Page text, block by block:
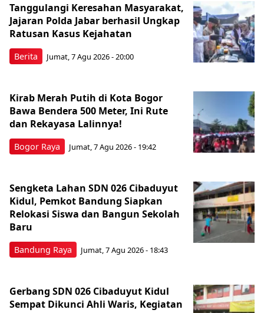
Berita
Tanggulangi Keresahan Masyarakat,
Jajaran Polda Jabar berhasil Ungkap
Ratusan Kasus Kejahatan
Jumat, 7 Agu 2026 - 20:00
Bogor Raya
Kirab Merah Putih di Kota Bogor
Bawa Bendera 500 Meter, Ini Rute
dan Rekayasa Lalinnya!
Jumat, 7 Agu 2026 - 19:42
Bandung Raya
Sengketa Lahan SDN 026 Cibaduyut
Kidul, Pemkot Bandung Siapkan
Relokasi Siswa dan Bangun Sekolah
Baru
Jumat, 7 Agu 2026 - 18:43
Gerbang SDN 026 Cibaduyut Kidul
Sempat Dikunci Ahli Waris, Kegiatan